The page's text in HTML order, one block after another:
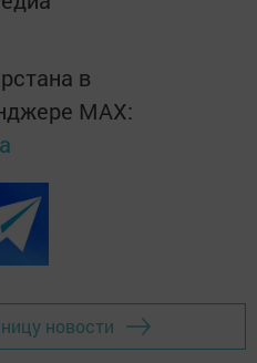
в
MАХ:
новости